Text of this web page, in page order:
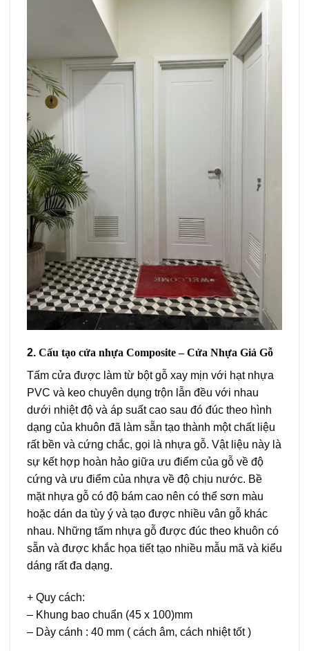
2. Cấu tạo cửa nhựa Composite – Cửa Nhựa Giả Gỗ
Tấm cửa được làm từ bột gỗ xay mịn với hạt nhựa
PVC và keo chuyên dụng trộn lẫn đều với nhau
dưới nhiệt độ và áp suất cao sau đó đúc theo hình
dạng của khuôn đã làm sẵn tạo thành một chất liệu
rất bền và cứng chắc, gọi là nhựa gỗ. Vật liệu này là
sự kết hợp hoàn hảo giữa ưu điểm của gỗ về độ
cứng và ưu điểm của nhựa về độ chịu nước. Bề
mặt nhựa gỗ có độ bám cao nên có thể sơn màu
hoặc dán da tùy ý và tạo được nhiều vân gỗ khác
nhau. Những tấm nhựa gỗ được đúc theo khuôn có
sẵn và được khắc họa tiết tạo nhiều mẫu mã và kiểu
dáng rất đa dạng.
+ Quy cách:
– Khung bao chuẩn (45 x 100)mm
– Dày cánh : 40 mm ( cách âm, cách nhiệt tốt )